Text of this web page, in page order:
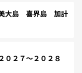
大島 喜界島 加計
２７～２０２８